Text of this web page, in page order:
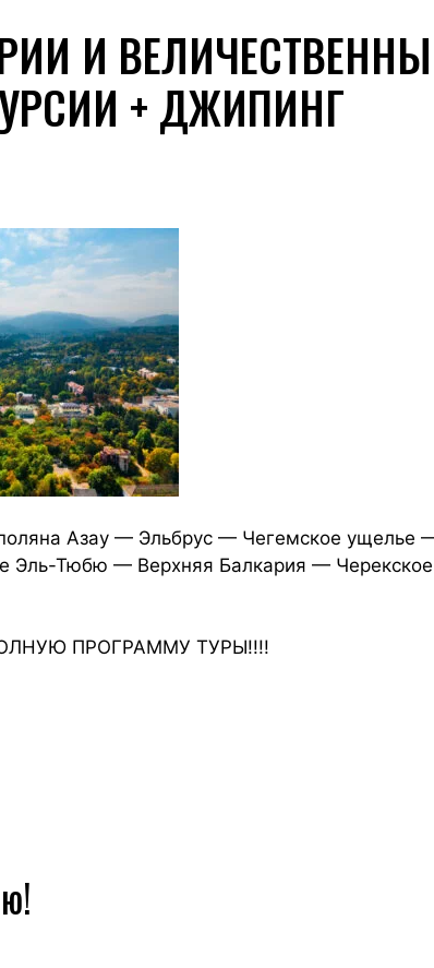
И
+ ДЖИПИНГ
Азау — Эльбрус — Чегемское ущелье
Эль-Тюбю — Верхняя Балкария —
ПРОГРАММУ ТУРЫ!!!!